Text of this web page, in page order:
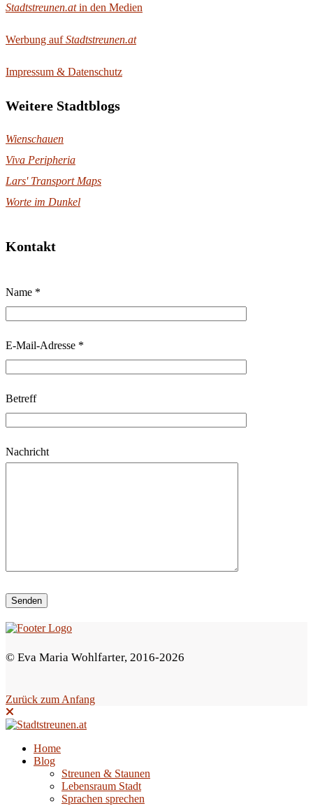
Stadtstreunen.atin den Medien
Werbung aufStadtstreunen.at
Impressum & Datenschutz
Weitere Stadtblogs
Wienschauen
Viva Peripheria
Lars' Transport Maps
Worte im Dunkel
Kontakt
t
t
e
a
s
s
e
s
e
l
l
e
Name *
E-Mail-Adresse *
Betreff
Nachricht
© Eva Maria Wohlfarter, 2016-2026
Zurück zum Anfang
Home
Blog
Streunen & Staunen
Lebensraum Stadt
Sprachen sprechen